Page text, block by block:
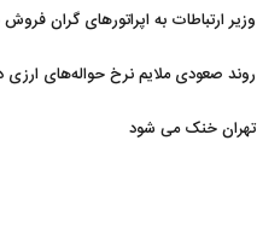
وزیر ارتباطات به اپراتورهای گران
روند صعودی ملایم نرخ حواله‌های ارزی
تهران خنک می شود